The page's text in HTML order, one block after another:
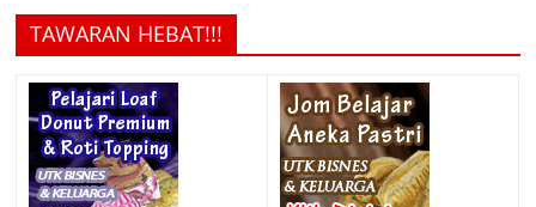
TAWARAN HEBAT!!!